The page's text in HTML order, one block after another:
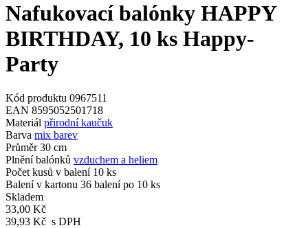
Nafukovací balónky HAPPY
BIRTHDAY, 10 ks Happy-
Party
Kód produktu 0967511
EAN 8595052501718
Materiál přirodní kaučuk
Barva mix barev
Průměr30 cm
Plnění balónků vzduchem a heliem
Počet kusů v balení10 ks
Balení v kartonu 36 balení po 10 ks
Skladem
33,00 Kč
39,93 Kč s DPH